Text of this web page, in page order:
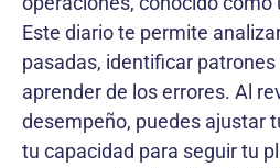
Este diario te permite
pasadas, identificar
aprender de los errores. Al
desempeño, puedes ajustar
tu capacidad para seguir tu